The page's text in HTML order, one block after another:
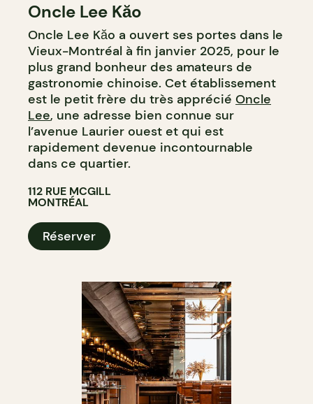
Oncle Lee Kăo
Oncle Lee Kăo a ouvert ses portes dans le
Vieux-Montréal à fin janvier 2025, pour le
plus grand bonheur des amateurs de
gastronomie chinoise. Cet établissement
est le petit frère du très apprécié Oncle
Lee, une adresse bien connue sur
l’avenue Laurier ouest et qui est
rapidement devenue incontournable
dans ce quartier.
112 RUE MCGILL
MONTRÉAL
Réserver